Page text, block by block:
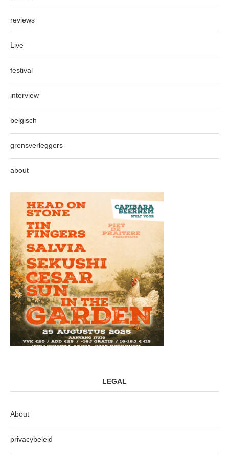
reviews
Live
festival
interview
belgisch
grensverleggers
about
LEGAL
About
privacybeleid